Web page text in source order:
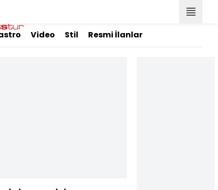
Video Stil Resmi İlanlar